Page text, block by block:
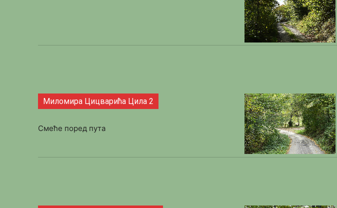
Миломира Цицварића Цила 2
Смеће поред пута